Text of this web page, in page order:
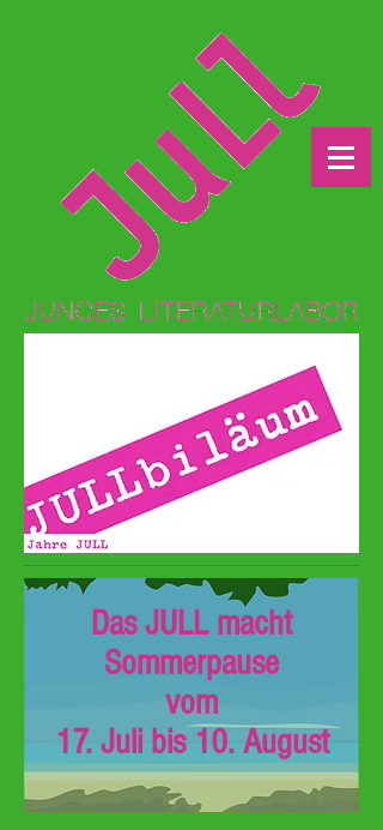
Das JULL macht
Sommerpause
vom
17. Juli bis 10. August